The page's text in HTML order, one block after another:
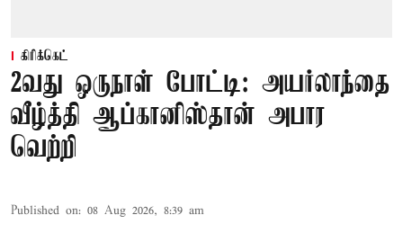
கிரிக்கெட்
2வது ஒருநாள் போட்டி: அயர்லாந்தை
வீழ்த்தி ஆப்கானிஸ்தான் அபார
வெற்றி
Published on: 08 Aug 2026, 8:39 am